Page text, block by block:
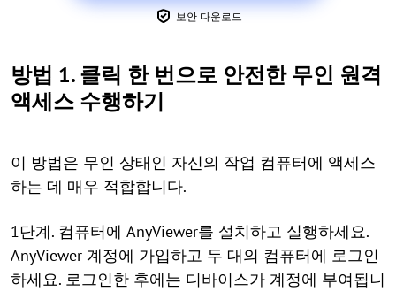
보안 다운로드
방법 1. 클릭 한 번으로 안전한 무인 원격
액세스 수행하기
이 방법은 무인 상태인 자신의 작업 컴퓨터에 액세스
하는 데 매우 적합합니다.
1단계. 컴퓨터에 AnyViewer를 설치하고 실행하세요.
AnyViewer 계정에 가입하고 두 대의 컴퓨터에 로그인
하세요. 로그인한 후에는 디바이스가 계정에 부여됩니